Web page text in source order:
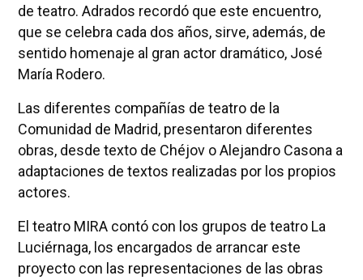
de teatro. Adrados recordó que este encuentro,
que se celebra cada dos años, sirve, además, de
sentido homenaje al gran actor dramático, José
María Rodero.
Las diferentes compañías de teatro de la
Comunidad de Madrid, presentaron diferentes
obras, desde texto de Chéjov o Alejandro Casona a
adaptaciones de textos realizadas por los propios
actores.
El teatro MIRA contó con los grupos de teatro La
Luciérnaga, los encargados de arrancar este
proyecto con las representaciones de las obras